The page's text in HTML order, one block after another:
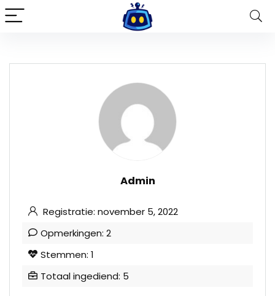
Admin
Registratie: november 5, 2022
Opmerkingen: 2
Stemmen: 1
Totaal ingediend: 5